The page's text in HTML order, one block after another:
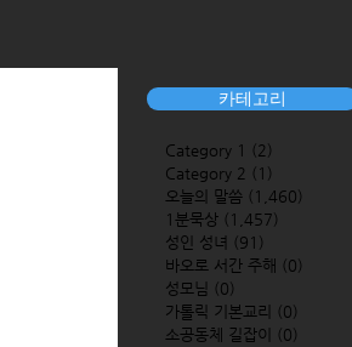
카테고리
Category 1 (2)
Category 2 (1)
오늘의 말씀 (1,460)
1분묵상 (1,457)
성인 성녀 (91)
바오로 서간 주해 (0)
성모님 (0)
가톨릭 기본교리 (0)
소공동체 길잡이
(0)